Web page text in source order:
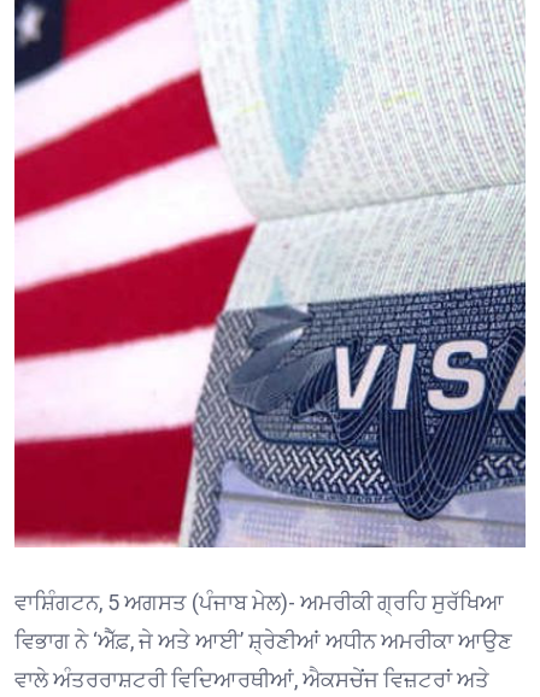
ਵਾਸ਼ਿੰਗਟਨ, 5 ਅਗਸਤ (ਪੰਜਾਬ ਮੇਲ)- ਅਮਰੀਕੀ ਗ੍ਰਹਿ ਸੁਰੱਖਿਆ
ਵਿਭਾਗ ਨੇ ‘ਐੱਫ਼, ਜੇ ਅਤੇ ਆਈ’ ਸ਼੍ਰੇਣੀਆਂ ਅਧੀਨ ਅਮਰੀਕਾ ਆਉਣ
ਵਾਲੇ ਅੰਤਰਰਾਸ਼ਟਰੀ ਵਿਦਿਆਰਥੀਆਂ, ਐਕਸਚੇਂਜ ਵਿਜ਼ਟਰਾਂ ਅਤੇ